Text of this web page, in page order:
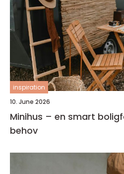
inspiration
10. June 2026
Minihus – en smart
behov